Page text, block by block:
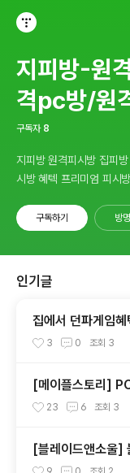
지피방-원
격pc방/원
구독자 8
지피방 원격피시방 집피
시방 혜텍 프리미엄 피시방
구독하기 방
인기글
집에서 던파게임
방, 집피시방, 겜설
3 0 조회 3
[메이플스토리]
프리미엄PC방 지
23 6 조회 3
[블레이드앤소울]
벤트 안내입니다.